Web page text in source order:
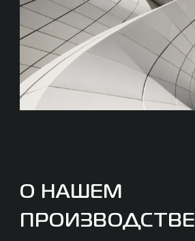
О НАШЕМ
ПРОИЗВОДСТВЕ